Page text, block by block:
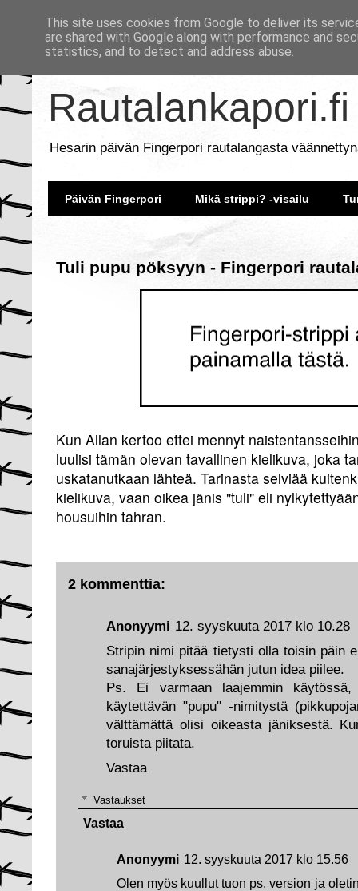
Rautalankapori.fi
Hesarin päivän Fingerpori rautalangasta
Päivän Fingerpori Mikä strippi? -visailu
Tuli pupu pöksyyn - Fingerpori
Kun Allan kertoo ettei mennyt
luulisi tämän olevan tavallinen kielikuva, joka
uskatanutkaan lähteä. Tarinasta selviää
kielikuva, vaan oikea jänis "tuli" eli
housuihin tahran.
2 kommenttia:
Anonyymi 12. syyskuuta 2017 klo 10.28
Stripin nimi pitää tietysti olla toisin päin
sanajärjestyksessähän jutun idea piilee.
Ps. Ei varmaan laajemmin
käytettävän "pupu" -nimitystä
välttämättä olisi oikeasta jäniksestä.
toruista piitata.
Vastaa
Vastaukset
Anonyymi 12. syyskuuta 2017 klo 15.56
Olen myös kuullut tuon ps. version ja
Vastaa
This site uses cookies from Google to deliver its
are shared with Google along with performance and
statistics, and to detect and address abuse.